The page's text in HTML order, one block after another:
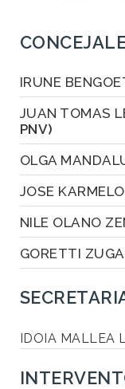
IRUNE
JUAN TOMAS
PNV)
OLGA
JOSE
NILE OLANO
GORETTI
IDOIA MALLEA